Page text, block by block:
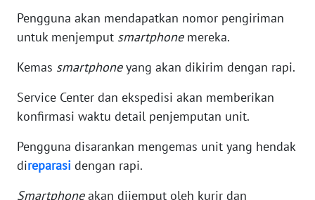
Pengguna akan mendapatkan nomor pengiriman
untuk menjemput smartphonemereka.
Kemas smartphoneyang akan dikirim dengan rapi.
Service Center dan ekspedisi akan memberikan
konfirmasi waktu detail penjemputan unit.
Pengguna disarankan mengemas unit yang hendak
direparasi dengan rapi.
Smartphoneakan dijemput oleh kurir dan
WN
JATIM
BALI
KALBAR
KALTENG